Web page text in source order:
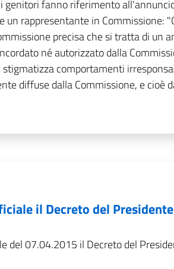
genitori fanno riferimento
un rappresentante in Commissione:
precisa che si tratta di un
né autorizzato dalla
comportamenti
diffuse dalla Commissione, e cioè
il Decreto del
del 07.04.2015 il Decreto del